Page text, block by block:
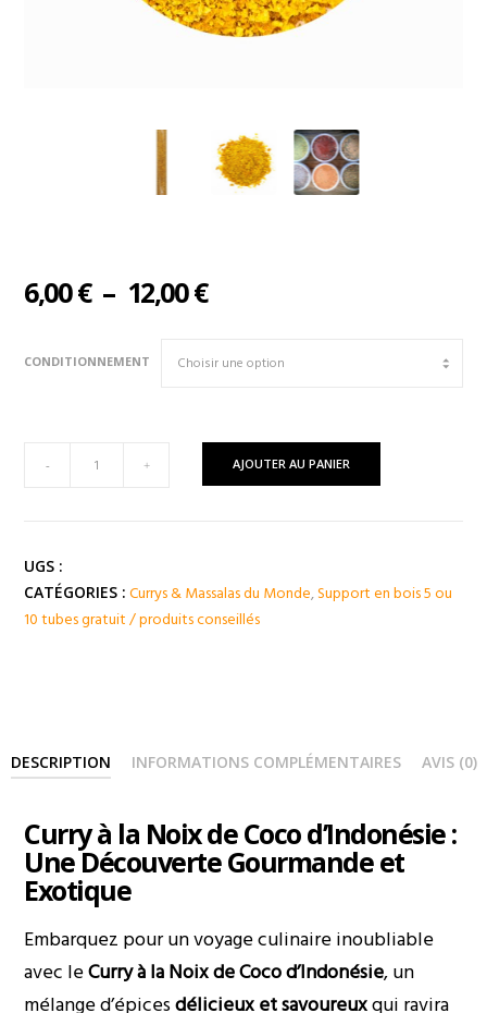
6,00€ – 12,00€Plage
6,00 €
12,00 €
CONDITIONNEMENT
la
Noix
de
- + AJOUTER AU PANIER
UGS :
CATÉGORIES : Currys & Massalas du Monde,Support en bois 5 ou
10 tubes gratuit / produits conseillés
DESCRIPTION INFORMATIONS COMPLÉMENTAIRES AVIS (0)
Curry à la Noix de Coco d’Indonésie :
Une Découverte Gourmande et
Exotique
Embarquez pour un voyage culinaire inoubliable
avec leCurry à la Noix de Coco d’Indonésie, un
mélange d’épicesdélicieux et savoureuxqui ravira